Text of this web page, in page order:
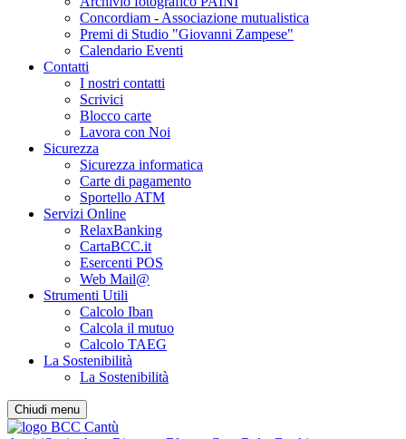
Concordiam - Associazione mutualistica
Premi di Studio "Giovanni Zampese"
Calendario Eventi
Contatti
I nostri contatti
Scrivici
Blocco carte
Lavora con Noi
Sicurezza
Sicurezza informatica
Carte di pagamento
Sportello ATM
Servizi Online
RelaxBanking
CartaBCC.it
Esercenti POS
Web Mail@
Strumenti Utili
Calcolo Iban
Calcola il mutuo
Calcolo TAEG
La Sostenibilità
La Sostenibilità
Chiudi menu